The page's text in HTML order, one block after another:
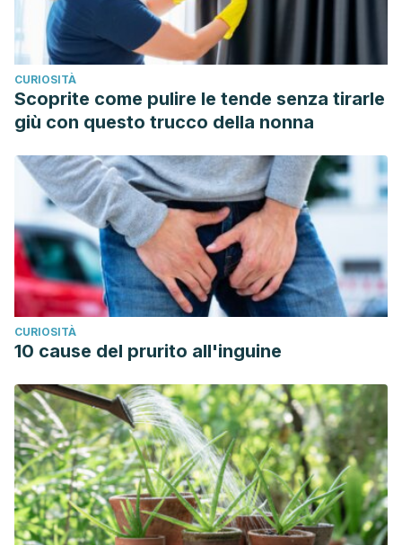
Prospective Study of Colonic Irrigation for the Treatment of
Defaecation Disorders; British Journal of Surgery; 95 (Issue
10): 1273 – 1279; 2008.
Manon, M.; Autointoxication and Historical Precursors of the
Microbiome–Gut–Brain Axis; Microbial Ecology in Health
and Disease; 29 (Issue 2); 2018.
Transcom S.L. San Sebastián; Hidroterapia del Intestino
Grueso con Hydro-Colon; Natura Medicatrix; 36; 1994.
CURIOSITÀ
Scoprite come pulire le tende senza tirarle
giù con questo trucco della nonna
CURIOSITÀ
10 cause del prurito all'inguine